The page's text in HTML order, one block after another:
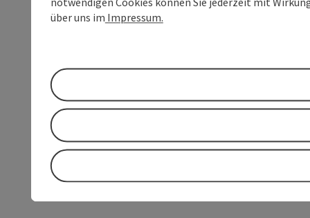
über uns im Impressum.